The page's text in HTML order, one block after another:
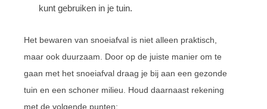
kunt gebruiken in je tuin.
Het bewaren van snoeiafval is niet alleen praktisch,
maar ook duurzaam. Door op de juiste manier om te
gaan met het snoeiafval draag je bij aan een gezonde
tuin en een schoner milieu. Houd daarnaast rekening
met de volgende punten: